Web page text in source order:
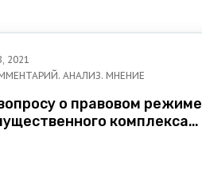
, 2021
АНАЛИЗ. МНЕНИЕ
о правовом режиме
комплекса